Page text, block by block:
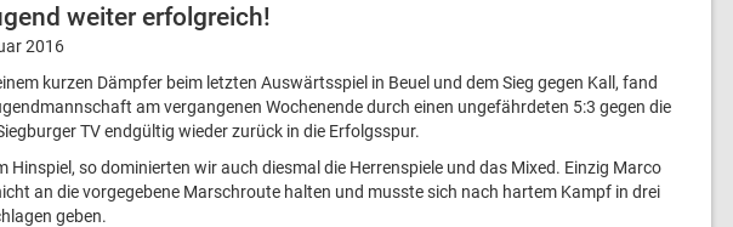
weiter erfolgreich!
2016
kurzen Dämpfer beim letzten Auswärtsspiel in Beuel und dem Sieg gegen Kall, fand
am vergangenen Wochenende durch einen ungefährdeten 5:3 gegen die
TV endgültig wieder zurück in die Erfolgsspur.
Hinspiel, so dominierten wir auch diesmal die Herrenspiele und das Mixed. Einzig Marco
an die vorgegebene Marschroute halten und musste sich nach hartem Kampf in drei
geben.